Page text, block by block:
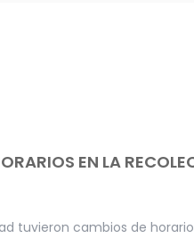
EN LA
tuvieron cambios de